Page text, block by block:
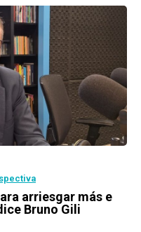
arriesgar más e
Bruno Gili